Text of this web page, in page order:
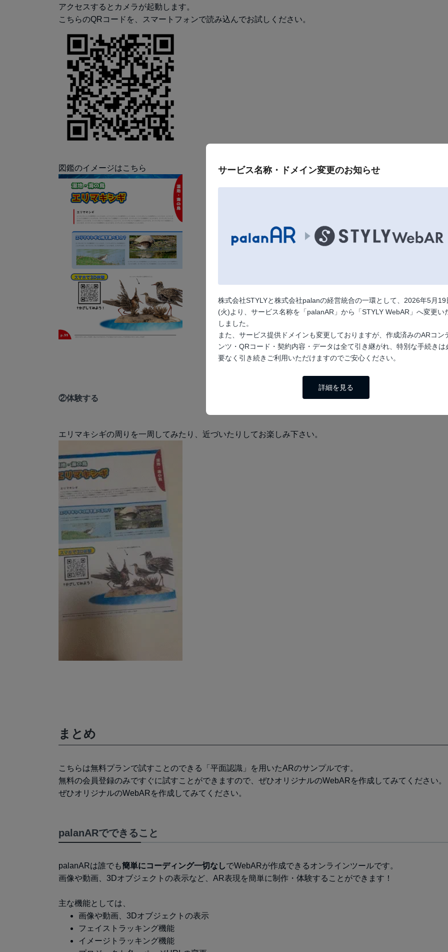
サービス名称・ドメイン変更のお知らせ
株式会社STYLYと株式会社palanの経営統合の一環として、2026年5月19
(火)より、サービス名称を「palanAR」から「STYLY WebAR」へ変更い
しました。
また、サービス提供ドメインも変更しておりますが、作成済みのARコン
ンツ・QRコード・契約内容・データは全て引き継がれ、特別な手続きは
要なく引き続きご利用いただけますのでご安心ください。
詳細を見る
アクセスするとカメラが起動します。
こちらのQRコードを、スマートフォンで読み込んでお試しください。
図鑑のイメージはこちら
②体験する
エリマキシギの周りを一周してみたり、近づいたりしてお楽しみ下さい。
まとめ
こちらは無料プランで試すことのできる「平面認識」を用いたARのサンプルです。
無料の会員登録のみですぐに試すことができますので、ぜひオリジナルのWebARを作成してみてください。
ぜひオリジナルのWebARを作成してみてください。
palanARでできること
palanARは誰でも簡単にコーディング一切なしでWebARが作成できるオンラインツールです。
画像や動画、3Dオブジェクトの表示など、AR表現を簡単に制作・体験することができます！
主な機能としては、
画像や動画、3Dオブジェクトの表示
フェイストラッキング機能
イメージトラッキング機能